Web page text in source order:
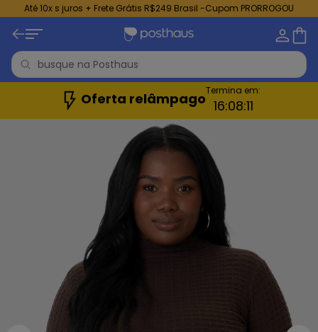
Até 10x s juros + Frete Grátis R$249 Brasil -Cupom PRORROGOU
Oferta relâmpagoTermina em:
16:08:08